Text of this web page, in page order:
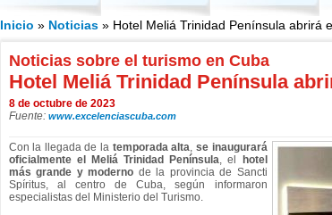
Inicio » Noticias» Hotel Meliá Trinidad Península abrirá
Noticias sobre el turismo en Cuba
Hotel Meliá Trinidad Península
8 de octubre de 2023
Fuente: www.excelenciascuba.com
Con la llegada de la temporada alta, se inaugurará
oficialmente el Meliá Trinidad Península, el
hotel
más grande y moderno de la provincia de Sancti
Spíritus, al centro de Cuba, según informaron
especialistas del Ministerio del Turismo.